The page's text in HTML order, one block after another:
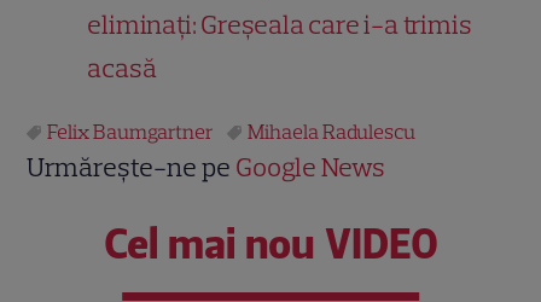
eliminați: Greșeala care i-a trimis
acasă
Felix Baumgartner Mihaela Radulescu
Urmărește-ne pe Google News
Cel mai nou VIDEO